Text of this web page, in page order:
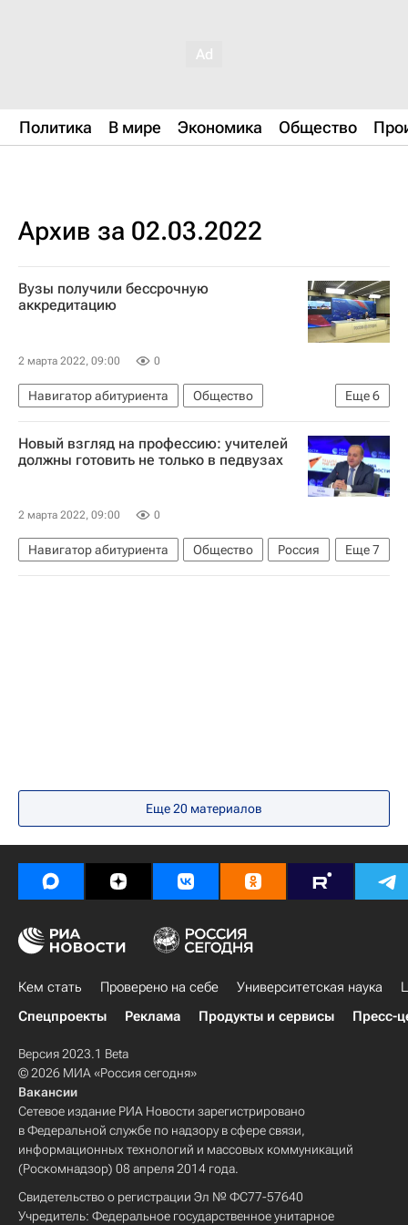
Политика В мире Экономика Общество
Архив за 02.03.2022
Вузы получили бессрочную
аккредитацию
2 марта 2022, 09:00 0
Еще6
Навигатор абитуриента
Общество
Никита Анисимов
Федеральная служба по надзору в сфере образования и науки (Рособрнадзор)
Высшая школа экономики (ВШЭ)
Новый взгляд на профессию: учителей
должны готовить не только в педвузах
2 марта 2022, 09:00 0
Еще7
Навигатор абитуриента Общество
Россия
Вузы
Российская академия образования
Еще 20 материалов
Кем стать Проверено на себе Университетская наука
Спецпроекты
Реклама Продукты и сервисы Пресс-
Версия 2023.1 Beta
© 2026 МИА «Россия сегодня»
Вакансии
Сетевое издание РИА Новости зарегистрировано
в Федеральной службе по надзору в сфере связи,
информационных технологий и массовых коммуникаций
(Роскомнадзор) 08 апреля 2014 года.
Свидетельство о регистрации Эл № ФС77-57640
Учредитель: Федеральное государственное унитарное